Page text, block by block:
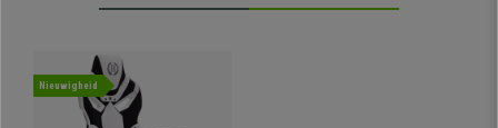
Nieuwigheid